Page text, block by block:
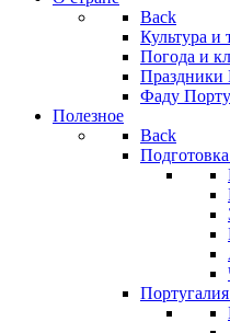
Back
Культура и
Погода и
Праздники
Фаду
Полезное
Back